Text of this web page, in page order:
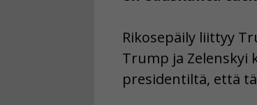
Rikosepäily liittyy
Trump ja Zelenskyi
presidentiltä, että